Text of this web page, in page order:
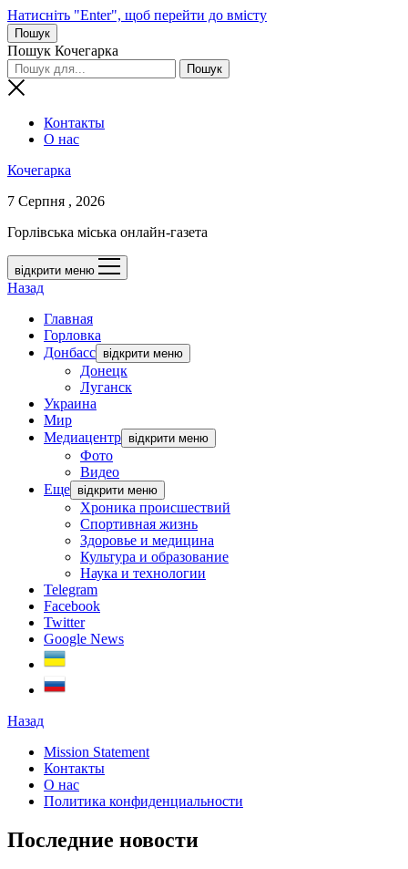
Натисніть "Enter", щоб перейти до вмісту
Пошук
Пошук Кочегарка
Контакты
О нас
Кочегарка
7 Серпня , 2026
Горлівська міська онлайн-газета
відкрити меню
Назад
Главная
Горловка
Донбасс відкрити меню
Донецк
Луганск
Украина
Мир
Медиацентр відкрити меню
Фото
Видео
Еще відкрити меню
Хроника происшествий
Спортивная жизнь
Здоровье и медицина
Культура и образование
Наука и технологии
Telegram
Facebook
Twitter
Google News
Назад
Mission Statement
Контакты
О нас
Политика конфиденциальности
Последние новости